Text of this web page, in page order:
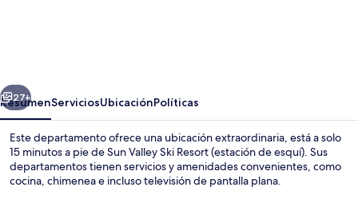
&
Dtwn:
Ketchum
Condo
Siguiente
27+
ResumenServiciosUbicaciónPolíticas
Este departamento ofrece una ubicación extraordinaria, está a solo
15 minutos a pie de Sun Valley Ski Resort (estación de esquí). Sus
departamentos tienen servicios y amenidades convenientes, como
cocina, chimenea e incluso televisión de pantalla plana.